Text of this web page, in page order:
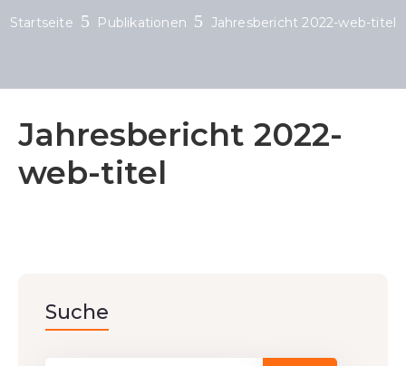
Startseite Publikationen Jahresbericht 2022-web-titel
Jahresbericht 2022-
web-titel
Suche